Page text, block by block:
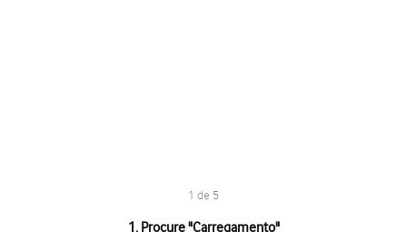
1 de 5
1. Procure "Carregamento"